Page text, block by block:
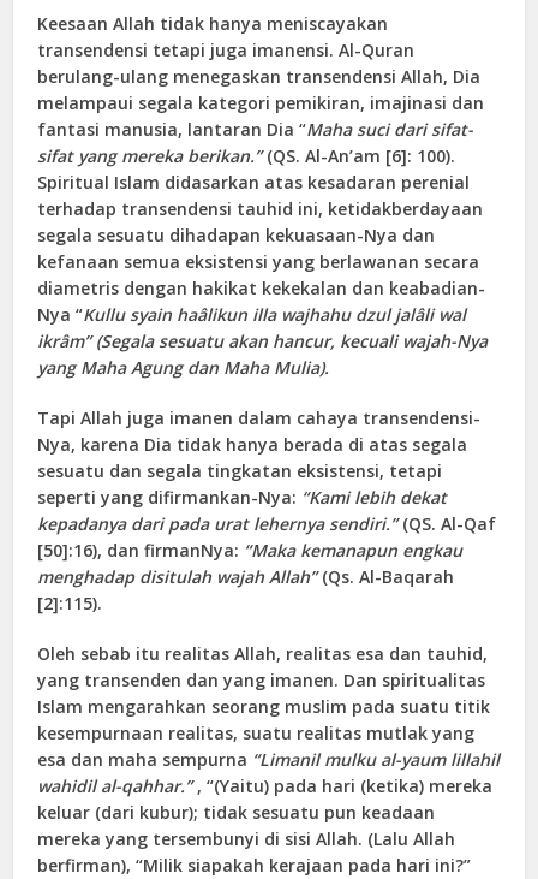
Keesaan Allah tidak hanya meniscayakan
transendensi tetapi juga imanensi. Al-Quran
berulang-ulang menegaskan transendensi Allah, Dia
melampaui segala kategori pemikiran, imajinasi dan
fantasi manusia, lantaran Dia “Maha suci dari sifat-
sifat yang mereka berikan.”(QS. Al-An’am [6]: 100).
Spiritual Islam didasarkan atas kesadaran perenial
terhadap transendensi tauhid ini, ketidakberdayaan
segala sesuatu dihadapan kekuasaan-Nya dan
kefanaan semua eksistensi yang berlawanan secara
diametris dengan hakikat kekekalan dan keabadian-
Nya “Kullu syain haâlikun illa wajhahu dzul jalâli wal
ikrâm” (Segala sesuatu akan hancur, kecuali wajah-Nya
yang Maha Agung dan Maha Mulia).
Tapi Allah juga imanen dalam cahaya transendensi-
Nya, karena Dia tidak hanya berada di atas segala
sesuatu dan segala tingkatan eksistensi, tetapi
seperti yang difirmankan-Nya: “Kami lebih dekat
kepadanya dari pada urat lehernya sendiri.”(QS. Al-Qaf
[50]:16), dan firmanNya: “Maka kemanapun engkau
menghadap disitulah wajah Allah”(Qs. Al-Baqarah
[2]:115).
Oleh sebab itu realitas Allah, realitas esa dan tauhid,
yang transenden dan yang imanen. Dan spiritualitas
Islam mengarahkan seorang muslim pada suatu titik
kesempurnaan realitas, suatu realitas mutlak yang
esa dan maha sempurna “Limanil mulku al-yaum lillahil
wahidil al-qahhar.”, “(Yaitu) pada hari (ketika) mereka
keluar (dari kubur); tidak sesuatu pun keadaan
mereka yang tersembunyi di sisi Allah. (Lalu Allah
berfirman), “Milik siapakah kerajaan pada hari ini?”